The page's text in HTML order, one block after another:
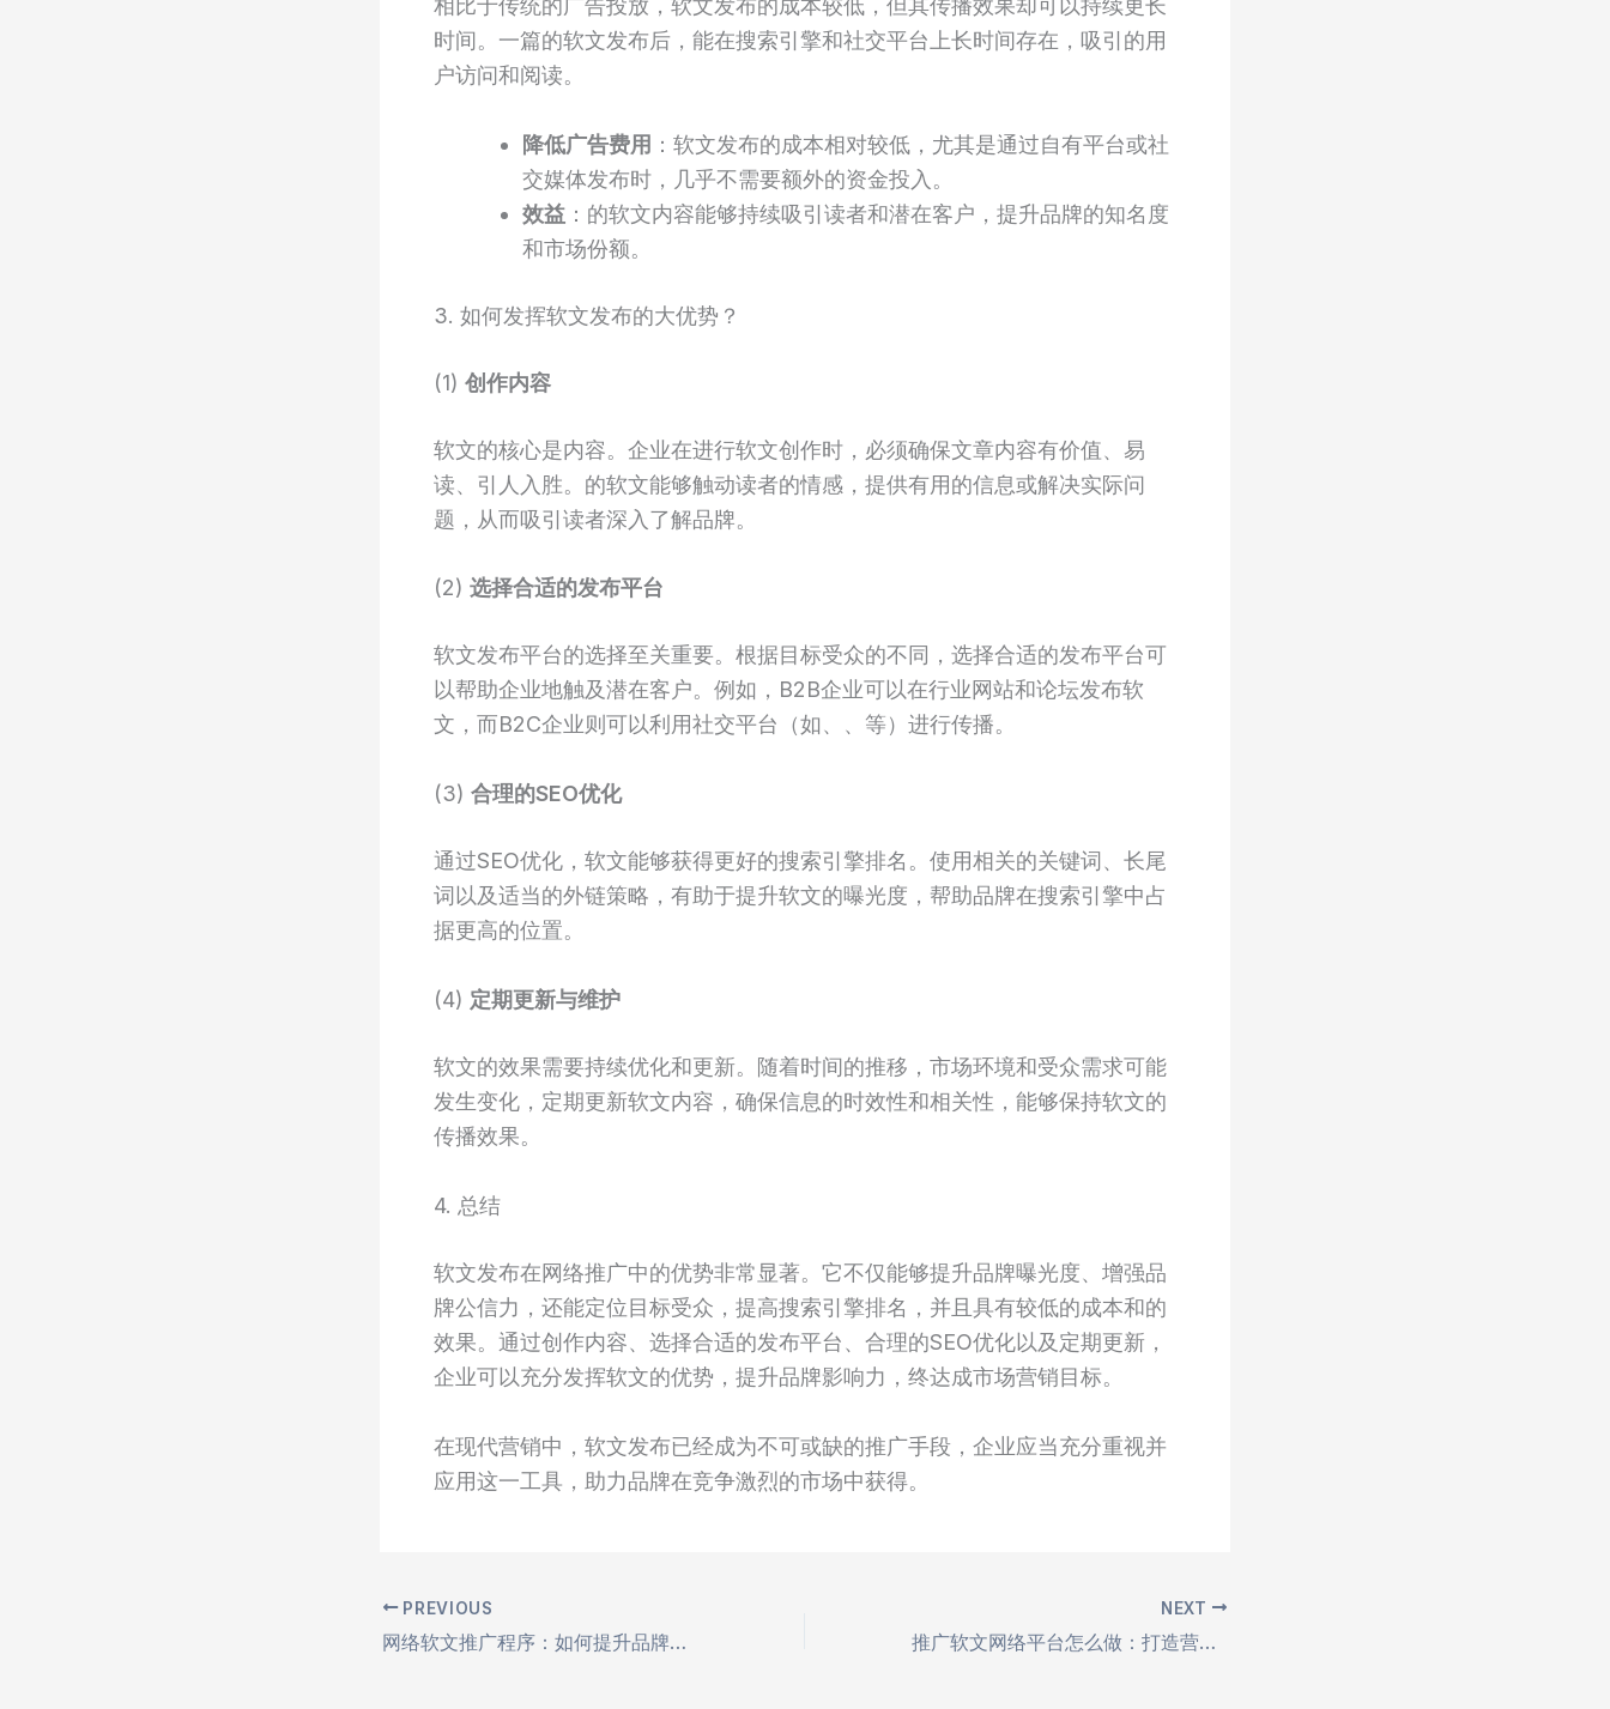
相比于传统的广告投放，软文发布的成本较低，但其传播效果却可以持续更长
时间。一篇的软文发布后，能在搜索引擎和社交平台上长时间存在，吸引的用
户访问和阅读。
降低广告费用 ：软文发布的成本相对较低，尤其是通过自有平台或社
交媒体发布时，几乎不需要额外的资金投入。
效益 ：的软文内容能够持续吸引读者和潜在客户，提升品牌的知名度
和市场份额。
3. 如何发挥软文发布的大优势？
(1) 创作内容
软文的核心是内容。企业在进行软文创作时，必须确保文章内容有价值、易
读、引人入胜。的软文能够触动读者的情感，提供有用的信息或解决实际问
题，从而吸引读者深入了解品牌。
(2) 选择合适的发布平台
软文发布平台的选择至关重要。根据目标受众的不同，选择合适的发布平台可
以帮助企业地触及潜在客户。例如，B2B企业可以在行业网站和论坛发布软
文，而B2C企业则可以利用社交平台（如、、等）进行传播。
(3) 合理的SEO优化
通过SEO优化，软文能够获得更好的搜索引擎排名。使用相关的关键词、长尾
词以及适当的外链策略，有助于提升软文的曝光度，帮助品牌在搜索引擎中占
据更高的位置。
(4) 定期更新与维护
软文的效果需要持续优化和更新。随着时间的推移，市场环境和受众需求可能
发生变化，定期更新软文内容，确保信息的时效性和相关性，能够保持软文的
传播效果。
4. 总结
软文发布在网络推广中的优势非常显著。它不仅能够提升品牌曝光度、增强品
牌公信力，还能定位目标受众，提高搜索引擎排名，并且具有较低的成本和的
效果。通过创作内容、选择合适的发布平台、合理的SEO优化以及定期更新，
企业可以充分发挥软文的优势，提升品牌影响力，终达成市场营销目标。
在现代营销中，软文发布已经成为不可或缺的推广手段，企业应当充分重视并
应用这一工具，助力品牌在竞争激烈的市场中获得。
PREVIOUS
网络软文推广程序：如何提升品牌曝光与客户转化
NEXT
推广软文网络平台怎么做：打造营销推广的利器